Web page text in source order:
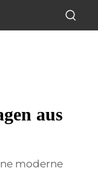
aus
moderne